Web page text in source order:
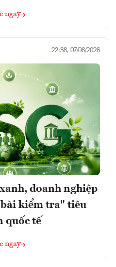
ngay
22:38, 07/08/2026
doanh nghiệp
kiểm tra" tiêu
quốc tế
ngay